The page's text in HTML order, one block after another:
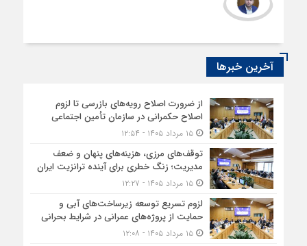
آخرین خبرها
از ضرورت اصلاح رویه‌های بازرسی تا لزوم
اصلاح حکمرانی در سازمان تأمین اجتماعی
۱۵ مرداد ۱۴۰۵ - ۱۲:۵۴
توقف‌های مرزی، هزینه‌های پنهان و ضعف
مدیریت؛ زنگ خطری برای آینده ترانزیت ایران
۱۵ مرداد ۱۴۰۵ - ۱۲:۲۷
لزوم تسریع توسعه زیرساخت‌های آبی و
حمایت از پروژه‌های عمرانی در شرایط بحرانی
۱۵ مرداد ۱۴۰۵ - ۱۲:۰۸